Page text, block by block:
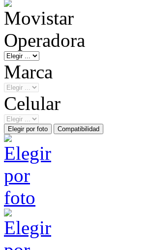
Operadora
Marca
Celular